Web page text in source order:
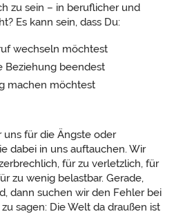
zu sein – in beruflicher und
Es kann sein, dass Du:
wechseln möchtest
Beziehung beendest
machen möchtest
für die Ängste oder
dabei in uns auftauchen. Wir
für zu verletzlich, für
zu wenig belastbar. Gerade,
dann suchen wir den Fehler bei
sagen: Die Welt da draußen ist